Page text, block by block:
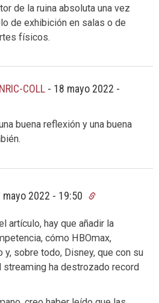
de la ruina absoluta una vez
de exhibición en salas o de
físicos.
COLL - 18 mayo 2022 -
buena reflexión y una buena
mayo 2022 - 19:50
artículo, hay que añadir la
cómo HBOmax,
y, sobre todo, Disney, que con su
streaming ha destrozado record